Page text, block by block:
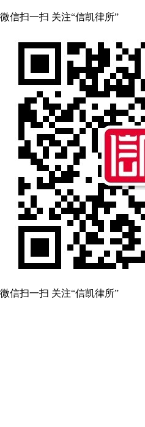
微信扫一扫 关注“信凯律所”
微信扫一扫 关注“信凯律所”